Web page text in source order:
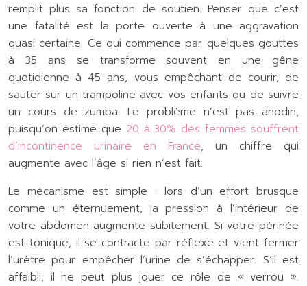
remplit plus sa fonction de soutien. Penser que c’est
une fatalité est la porte ouverte à une aggravation
quasi certaine. Ce qui commence par quelques gouttes
à 35 ans se transforme souvent en une gêne
quotidienne à 45 ans, vous empêchant de courir, de
sauter sur un trampoline avec vos enfants ou de suivre
un cours de zumba. Le problème n’est pas anodin,
puisqu’on estime que 20 à 30% des femmes souffrent
d’incontinence urinaire en France, un chiffre qui
augmente avec l’âge si rien n’est fait.
Le mécanisme est simple : lors d’un effort brusque
comme un éternuement, la pression à l’intérieur de
votre abdomen augmente subitement. Si votre périnée
est tonique, il se contracte par réflexe et vient fermer
l’urètre pour empêcher l’urine de s’échapper. S’il est
affaibli, il ne peut plus jouer ce rôle de « verrou ».